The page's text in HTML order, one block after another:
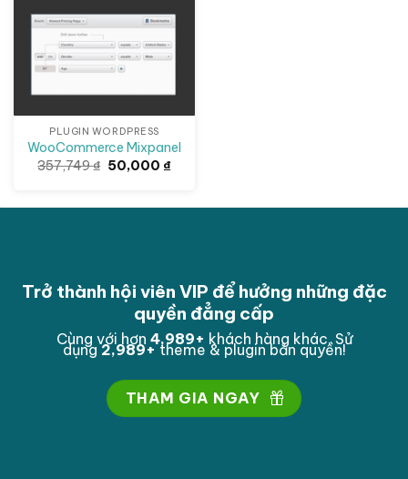
PLUGIN WORDPRESS
WooCommerce Mixpanel
357,749₫ Giá
gốc
50,000 ₫Giá
Trở thành hội viên VIP để hưởng những đặc
quyền đẳng cấp
Cùng với hơn 4,999+ khách hàng khác. Sử
dụng2,999+theme & plugin bản quyền!
THAM GIA NGAY